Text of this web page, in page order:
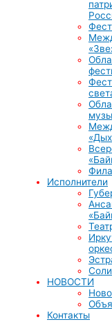
Исполнители
НОВОСТИ
Контакты